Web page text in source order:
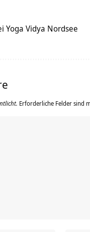
Yoga Vidya Nordsee
Erforderliche Felder sind